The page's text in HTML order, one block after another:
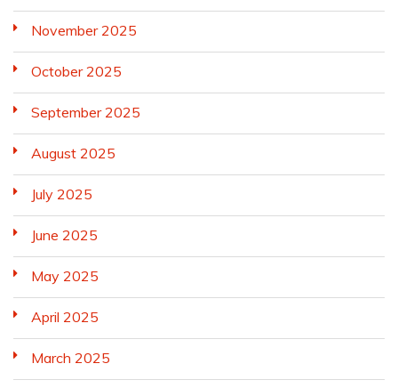
November 2025
October 2025
September 2025
August 2025
July 2025
June 2025
May 2025
April 2025
March 2025